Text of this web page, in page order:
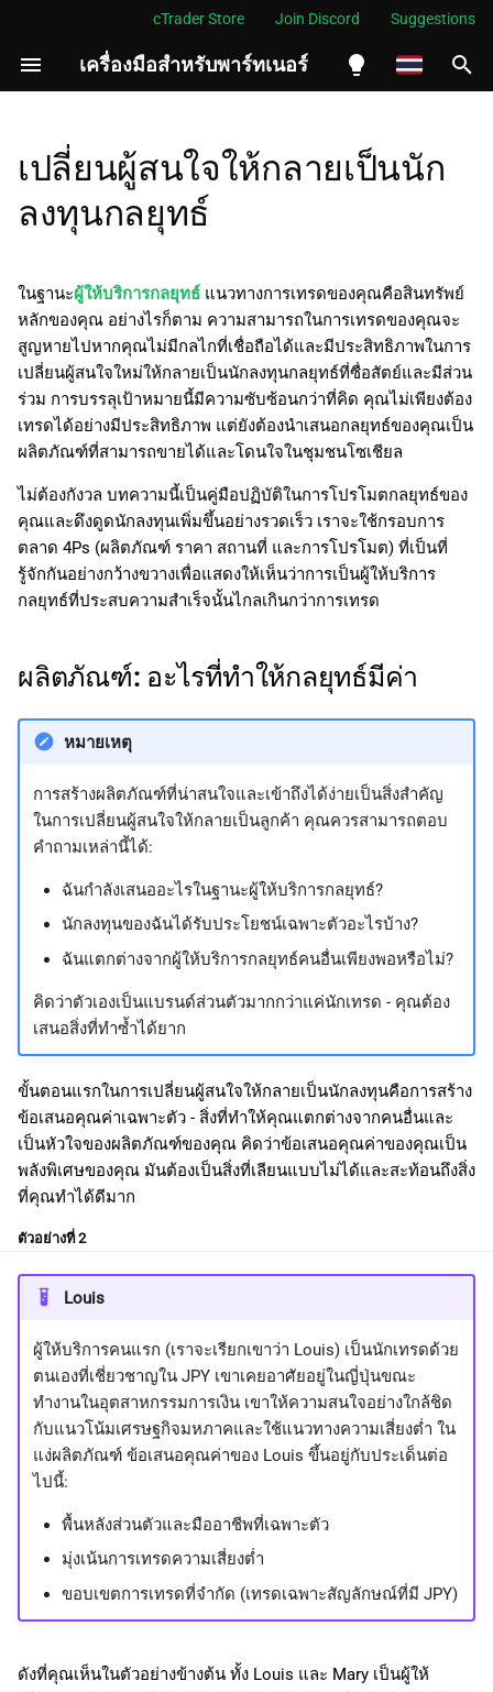
cTrader Store Join Discord Suggestions
เครื่องมือสำหรับพาร์ทเนอร์
Español
Melayu
ไทย
Tiếng Việt
한국어
日本語
Deutsch
Français
Polski
กำ
ริ่
น
ก
า
น
ห
ผลิตภัณฑ์: อะไรที่ทำให้
กลยุทธ์มีค่า
สถานที่: ที่ที่กลยุทธ์ถูกแชร์
การโปรโมต: สิ่งที่กล่าวถึง
เกี่ยวกับกลยุทธ์
ราคา: ผู้ที่มีศักยภาพจ่ายเท่าไร
สิ่งที่เกิดขึ้นต่อไป
เปลี่ยนผู้สนใจให้กลายเป็นนัก
ลงทุนกลยุทธ์
ในฐานะผู้ให้บริการกลยุทธ์ แนวทางการเทรดของคุณคือสินทรัพย์
หลักของคุณ อย่างไรก็ตาม ความสามารถในการเทรดของคุณจะ
สูญหายไปหากคุณไม่มีกลไกที่เชื่อถือได้และมีประสิทธิภาพในการ
เปลี่ยนผู้สนใจใหม่ให้กลายเป็นนักลงทุนกลยุทธ์ที่ซื่อสัตย์และมีส่วน
ร่วม การบรรลุเป้าหมายนี้มีความซับซ้อนกว่าที่คิด คุณไม่เพียงต้อง
เทรดได้อย่างมีประสิทธิภาพ แต่ยังต้องนำเสนอกลยุทธ์ของคุณเป็น
ผลิตภัณฑ์ที่สามารถขายได้และโดนใจในชุมชนโซเชียล
ไม่ต้องกังวล บทความนี้เป็นคู่มือปฏิบัติในการโปรโมตกลยุทธ์ของ
คุณและดึงดูดนักลงทุนเพิ่มขึ้นอย่างรวดเร็ว เราจะใช้กรอบการ
ตลาด 4Ps (ผลิตภัณฑ์ ราคา สถานที่ และการโปรโมต) ที่เป็นที่
รู้จักกันอย่างกว้างขวางเพื่อแสดงให้เห็นว่าการเป็นผู้ให้บริการ
กลยุทธ์ที่ประสบความสำเร็จนั้นไกลเกินกว่าการเทรด
ผลิตภัณฑ์: อะไรที่ทำให้กลยุทธ์มีค่า
หมายเหตุ
การสร้างผลิตภัณฑ์ที่น่าสนใจและเข้าถึงได้ง่ายเป็นสิ่งสำคัญ
ในการเปลี่ยนผู้สนใจให้กลายเป็นลูกค้า คุณควรสามารถตอบ
คำถามเหล่านี้ได้:
ฉันกำลังเสนออะไรในฐานะผู้ให้บริการกลยุทธ์?
นักลงทุนของฉันได้รับประโยชน์เฉพาะตัวอะไรบ้าง?
ฉันแตกต่างจากผู้ให้บริการกลยุทธ์คนอื่นเพียงพอหรือไม่?
คิดว่าตัวเองเป็นแบรนด์ส่วนตัวมากกว่าแค่นักเทรด - คุณต้อง
เสนอสิ่งที่ทำซ้ำได้ยาก
ขั้นตอนแรกในการเปลี่ยนผู้สนใจให้กลายเป็นนักลงทุนคือการสร้าง
ข้อเสนอคุณค่าเฉพาะตัว - สิ่งที่ทำให้คุณแตกต่างจากคนอื่นและ
เป็นหัวใจของผลิตภัณฑ์ของคุณ คิดว่าข้อเสนอคุณค่าของคุณเป็น
พลังพิเศษของคุณ มันต้องเป็นสิ่งที่เลียนแบบไม่ได้และสะท้อนถึงสิ่ง
ที่คุณทำได้ดีมาก
ตัวอย่างที่ 2
Louis
ผู้ให้บริการคนแรก (เราจะเรียกเขาว่า Louis) เป็นนักเทรดด้วย
ตนเองที่เชี่ยวชาญใน JPY เขาเคยอาศัยอยู่ในญี่ปุ่นขณะ
ทำงานในอุตสาหกรรมการเงิน เขาให้ความสนใจอย่างใกล้ชิด
กับแนวโน้มเศรษฐกิจมหภาคและใช้แนวทางความเสี่ยงต่ำ ใน
แง่ผลิตภัณฑ์ ข้อเสนอคุณค่าของ Louis ขึ้นอยู่กับประเด็นต่อ
ไปนี้:
พื้นหลังส่วนตัวและมืออาชีพที่เฉพาะตัว
มุ่งเน้นการเทรดความเสี่ยงต่ำ
ขอบเขตการเทรดที่จำกัด (เทรดเฉพาะสัญลักษณ์ที่มี JPY)
ดังที่คุณเห็นในตัวอย่างข้างต้น ทั้ง Louis และ Mary เป็นผู้ให้